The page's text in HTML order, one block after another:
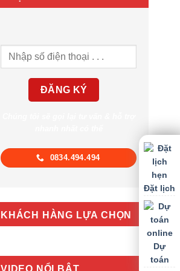
0834.494.494
KHÁCH HÀNG LỰA CHỌN
VIDEO NỔI BẬT
Đặt lịch
Dự
toán